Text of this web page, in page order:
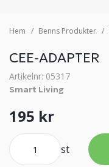
Hem Benns Produkter
CEE-ADAPTER
Artikelnr: 05317
Smart Living
195 kr
st